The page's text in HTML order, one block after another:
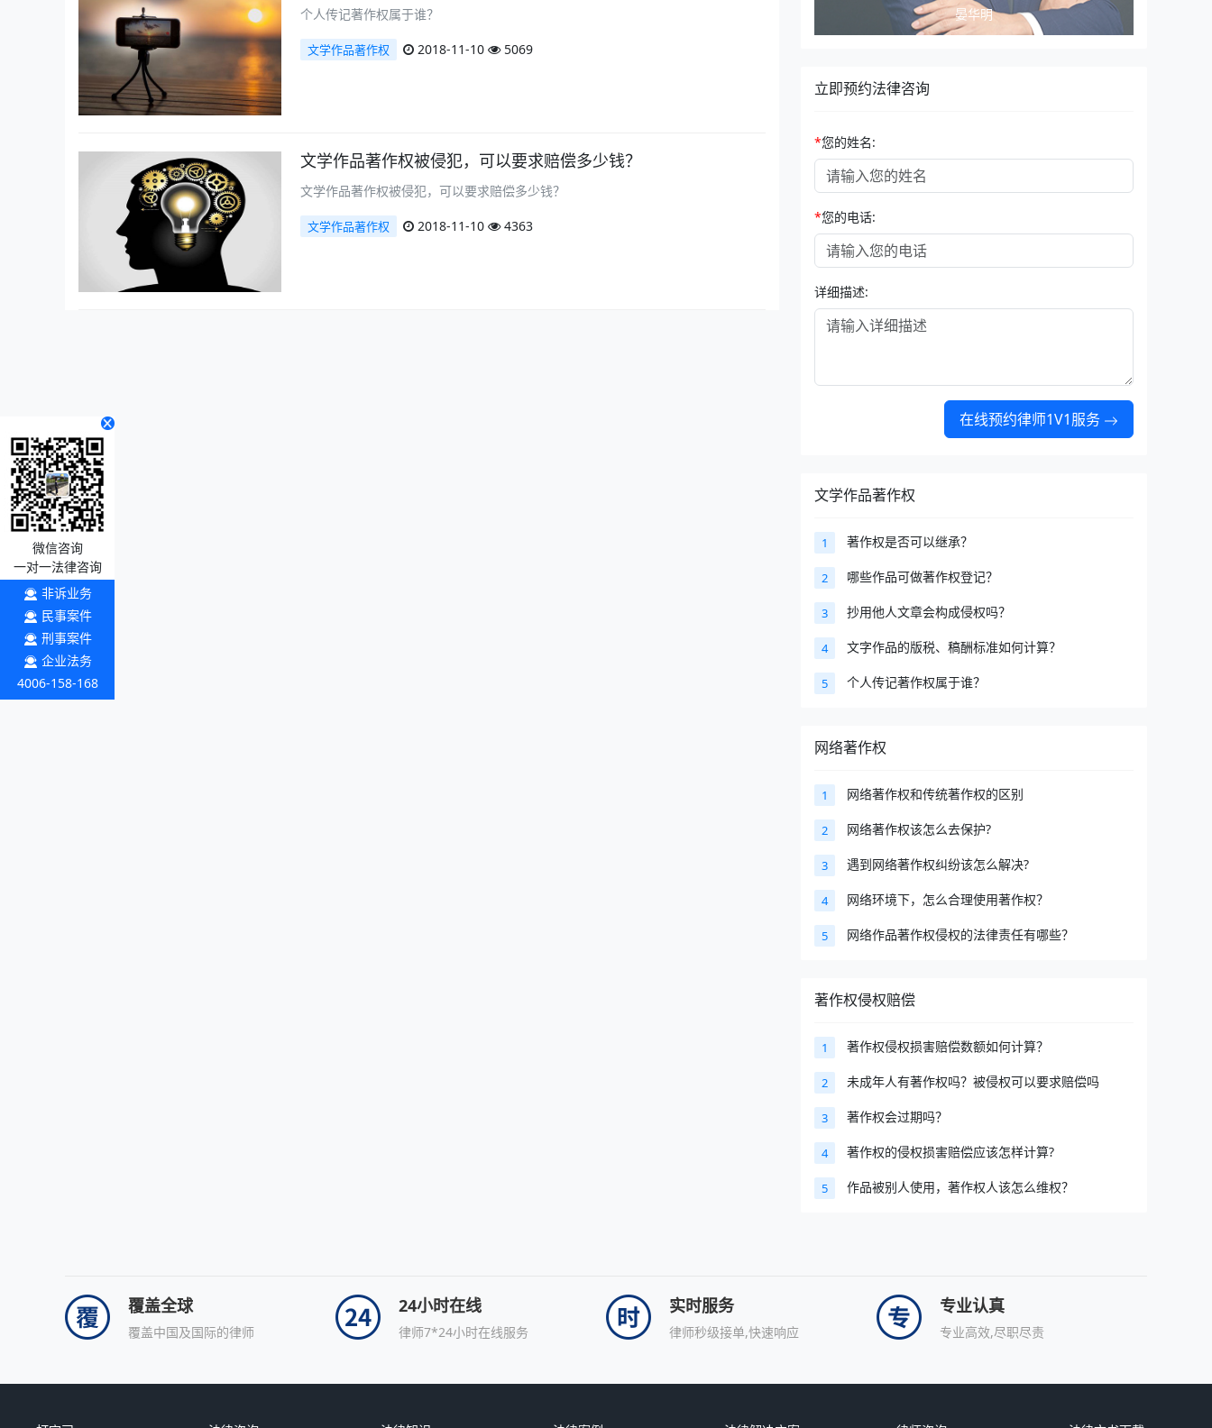
个人传记著作权属于谁？
文学作品著作权 2018-11-10 5069
文学作品著作权被侵犯，可以要求赔偿多少钱？
文学作品著作权被侵犯，可以要求赔偿多少钱？
文学作品著作权 2018-11-10 4363
立即预约法律咨询
*您的姓名:
*您的电话:
详细描述:
在线预约律师1V1服务
文学作品著作权
1 著作权是否可以继承？
2 哪些作品可做著作权登记？
3 抄用他人文章会构成侵权吗？
4 文字作品的版税、稿酬标准如何计算？
5 个人传记著作权属于谁？
网络著作权
1 网络著作权和传统著作权的区别
2 网络著作权该怎么去保护?
3 遇到网络著作权纠纷该怎么解决?
4 网络环境下，怎么合理使用著作权？
5 网络作品著作权侵权的法律责任有哪些？
著作权侵权赔偿
1 著作权侵权损害赔偿数额如何计算？
2 未成年人有著作权吗？被侵权可以要求赔偿吗
3 著作权会过期吗？
4 著作权的侵权损害赔偿应该怎样计算?
5 作品被别人使用，著作权人该怎么维权？
覆盖全球
覆盖中国及国际的律师
24小时在线
律师7*24小时在线服务
实时服务
律师秒级接单,快速响应
专业认真
专业高效,尽职尽责
微信咨询
一对一法律咨询
非诉业务
民事案件
刑事案件
企业法务
4006-158-168